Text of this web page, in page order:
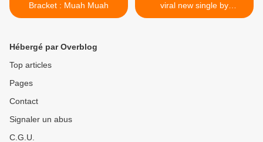
Bracket : Muah Muah
viral new single by
Syndik8Records recording
Hébergé par Overblog
Top articles
Pages
Contact
Signaler un abus
C.G.U.